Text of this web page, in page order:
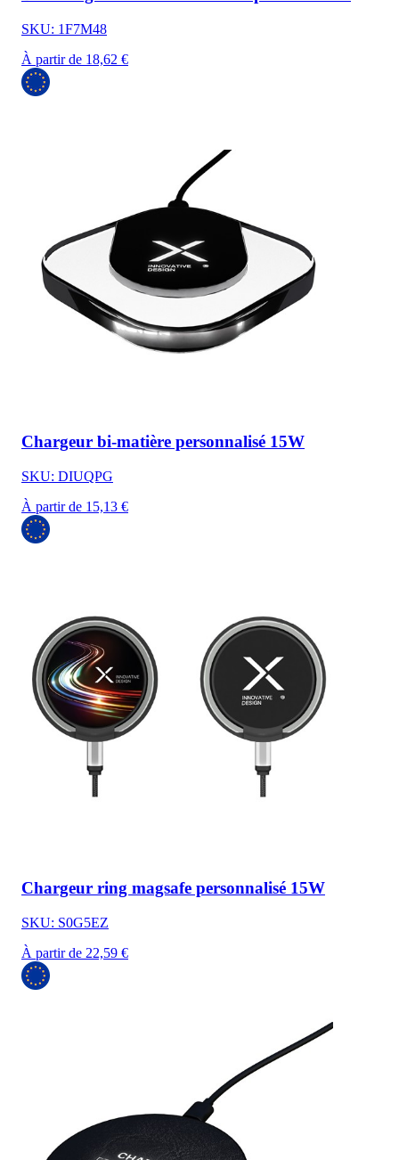
SKU: 1F7M48
À partir de 18,62 €
Chargeur bi-matière personnalisé 15W
SKU: DIUQPG
À partir de 15,13 €
Chargeur ring magsafe personnalisé 15W
SKU: S0G5EZ
À partir de 22,59 €